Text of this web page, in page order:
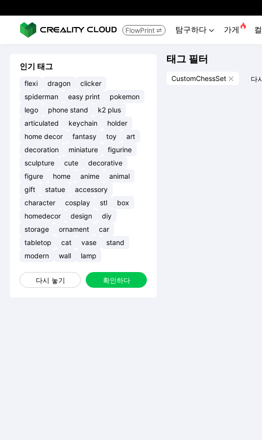
FlowPrint  탐구하다  가게 
인기 태그
flexi dragon
clicker
spiderman
easy print
pokemon
lego
phone stand
k2 plus
articulated
keychain
holder
home decor
fantasy toy
art
decoration
miniature
figurine
sculpture
cute
decorative
figure
home anime
animal
gift
statue
accessory
character
cosplay stl
box
homedecor
design
diy
storage
ornament
car
tabletop
cat vase
stand
modern
wall lamp
다시 놓기 확인하다
태그 필터
CustomChessSet  다